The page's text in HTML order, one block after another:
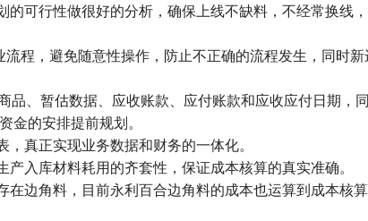
可行性做很好的分析，确保上线不缺料，不经常换线
程，避免随意性操作，防止不正确的流程发生，同时新
品、暂估数据、应收账款、应付账款和应收应付日期，同
金的安排提前规划。
真正实现业务数据和财务的一体化。
入库材料耗用的齐套性，保证成本核算的真实准确。
边角料，目前永利百合边角料的成本也运算到成本核